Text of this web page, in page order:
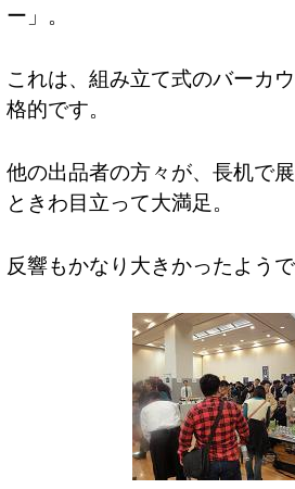
ー」。
これは、組み立て式のバーカ
格的です。
他の出品者の方々が、長机で
ときわ目立って大満足。
反響もかなり大きかったようで